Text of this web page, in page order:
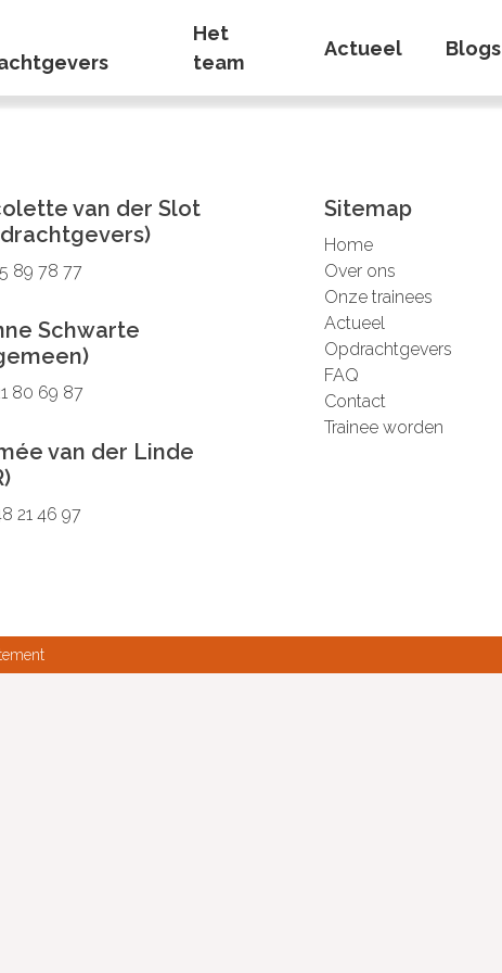
Het
team
Actueel Blogs
Blog
van der Slot
89 78 77
Schwarte
80 69 87
van der Linde
21 46 97
Sitemap
Home
Over ons
Onze trainees
Actueel
Opdrachtgevers
FAQ
Contact
Trainee worden